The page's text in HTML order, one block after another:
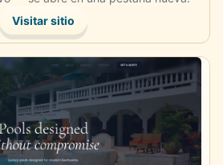
Visitar sitio
en vivo en una pestaña nueva.